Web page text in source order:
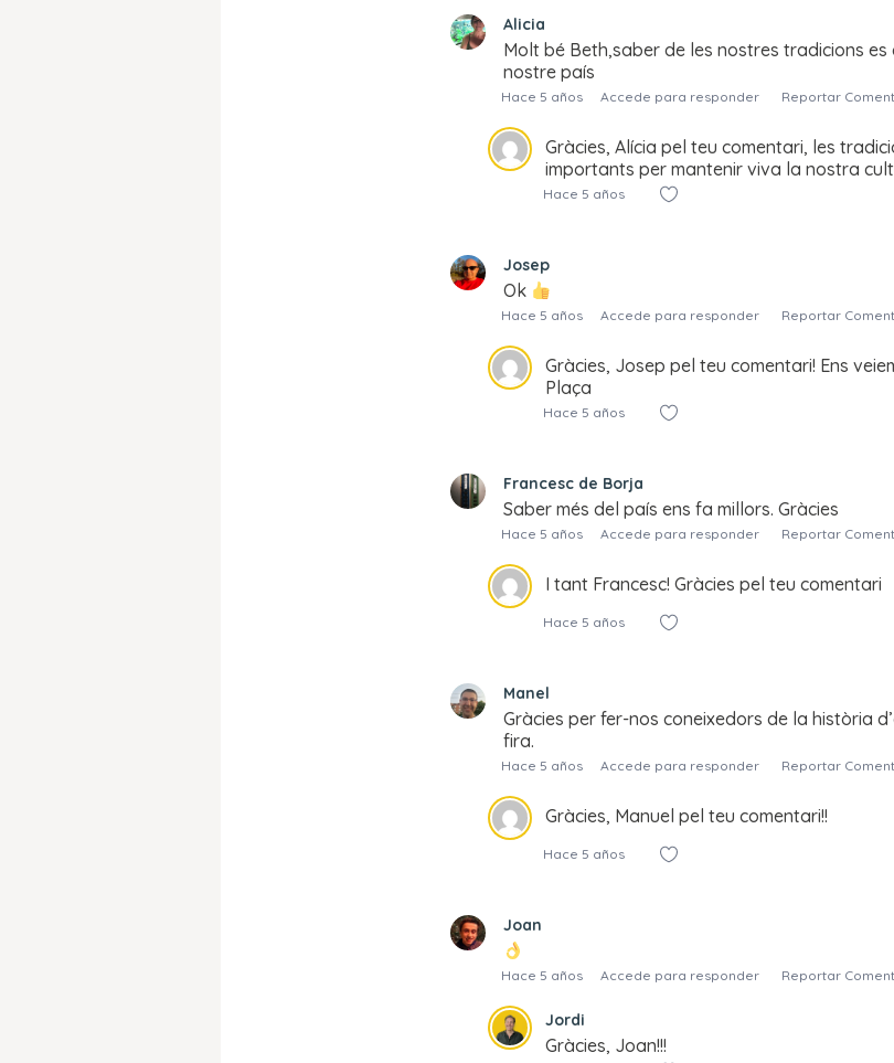
Alicia
Molt bé Beth,saber de les nostres tradicions es
nostre país
Hace 5 años Accede para responder Reportar
Gràcies, Alícia pel teu comentari, les
importants per mantenir viva la nostra
Hace 5 años
Josep
Ok
Hace 5 años Accede para responder Reportar
Gràcies, Josep pel teu comentari! Ens
Plaça
Hace 5 años
Francesc de Borja
Saber més del país ens fa millors. Gràcies
Hace 5 años Accede para responder Reportar
I tant Francesc! Gràcies pel teu comentari
Hace 5 años
Manel
Gràcies per fer-nos coneixedors de la història
fira.
Hace 5 años Accede para responder Reportar
Gràcies, Manuel pel teu comentari!!
Hace 5 años
Joan
Hace 5 años Accede para responder Reportar
Jordi
Gràcies, Joan!!!